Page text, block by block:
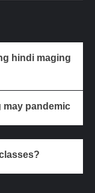
hindi maging
may pandemic